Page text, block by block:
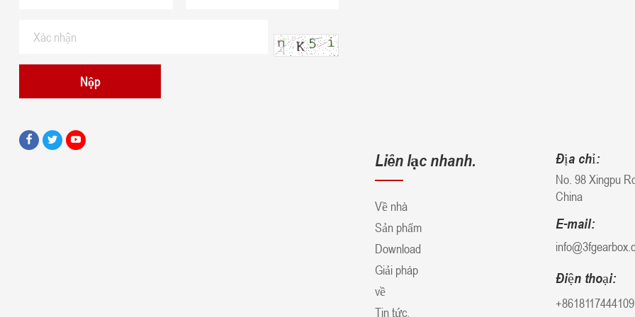
Liên lạc nhanh.
Về nhà
Sản phẩm
Download
Giải pháp
về
Tin tức.
Địa chỉ:
No. 98 Xingpu
China
E-mail:
Điện thoại:
+8618117444109